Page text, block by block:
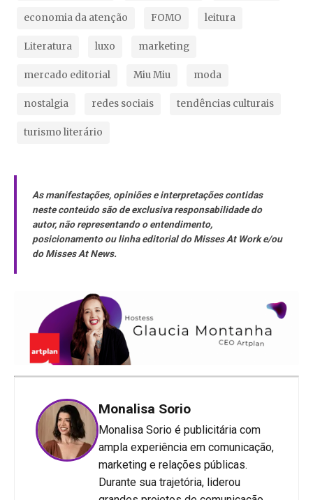
economia da atenção FOMO leitura
Literatura luxo marketing
mercado editorial Miu Miu moda
nostalgia redes sociais tendências culturais
turismo literário
As manifestações, opiniões e interpretações contidas
neste conteúdo são de exclusiva responsabilidade do
autor, não representando o entendimento,
posicionamento ou linha editorial do Misses At Work e/ou
do Misses At News.
Monalisa Sorio
Monalisa Sorio é publicitária com
ampla experiência em comunicação,
marketing e relações públicas.
Durante sua trajetória, liderou